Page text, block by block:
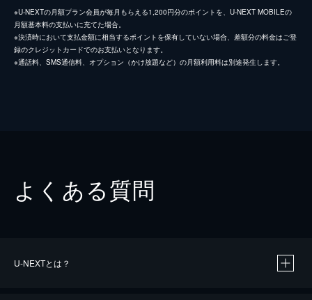
※U-NEXTの月額プラン会員が毎月もらえる1,200円分のポイントを、U-NEXT MOBILEの
月額基本料の支払いに充てた場合。
※決済時において支払金額に相当するポイントを保有していない場合、差額分の料金はご登
録のクレジットカードでのお支払いとなります。
※通話料、SMS通信料、オプション（かけ放題など）の月額利用料は別途発生します。
よくある質問
U-NEXTとは？